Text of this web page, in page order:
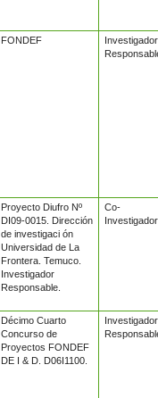
FONDEF
Investigador
Proyecto Diufro Nº
DI09-0015. Dirección
de investigaci ón
Universidad de La
Frontera. Temuco.
Investigador
Responsable.
Co-
Investigador
Décimo Cuarto
Concurso de
Proyectos FONDEF
DE I & D. D06I1100.
Investigador